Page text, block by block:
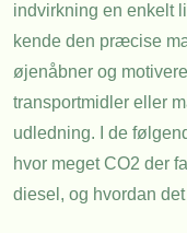
indvirkning en enkelt
kende den præcise
øjenåbner og
transportmidler eller
udledning. I de
hvor meget CO2 der
diesel, og hvordan